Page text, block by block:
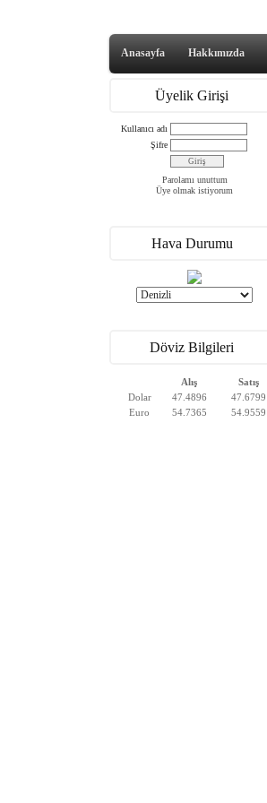
Anasayfa Hakkımızda
Üyelik Girişi
Kullanıcı adı
Şifre
Parolamı unuttum
Üye olmak istiyorum
Hava Durumu
Döviz Bilgileri
Alış
Satış
Dolar
47.4896
47.6799
Euro
54.7365 54.9559